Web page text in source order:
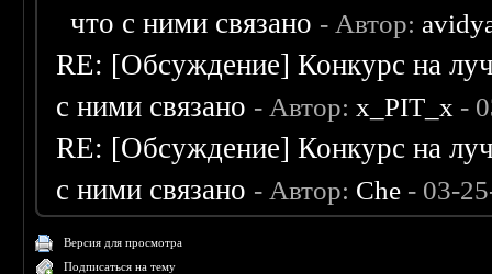
что с ними связано - Автор:
RE: [Обсуждение] Конкурс на
с ними связано - Автор:x_PIT_x -
RE: [Обсуждение] Конкурс на
с ними связано - Автор: Che - 03-
Версия для просмотра
Подписаться на тему